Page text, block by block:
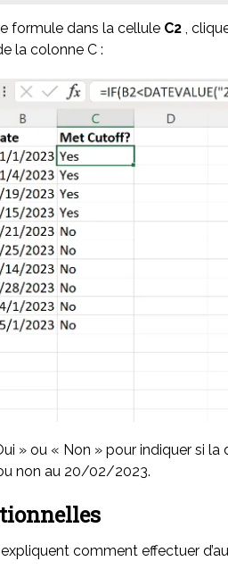
formule dans la cellule C2 ,
la colonne C :
» ou « Non » pour indiquer si
non au 20/02/2023.
comment effectuer